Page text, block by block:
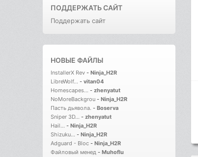
ПОДДЕРЖАТЬ САЙТ
Поддержать сайт
НОВЫЕ ФАЙЛЫ
InstallerX Rev - Ninja_H2R
LibreWolf... - vitan04
Homescapes... - zhenyatut
NoMoreBackgrou - Ninja_H2R
Пасть дьявола. - Boserva
Sniper 3D... - zhenyatut
Hail... - Ninja_H2R
Shizuku... - Ninja_H2R
Adguard - Bloc - Ninja_H2R
Файловый менед - Muhoflu